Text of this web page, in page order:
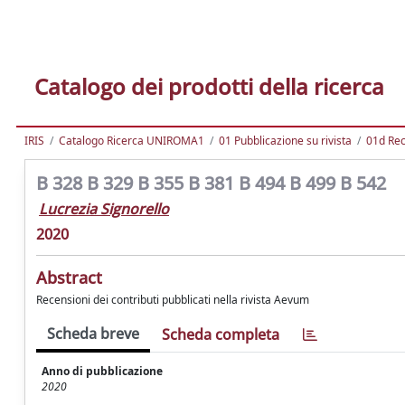
Catalogo dei prodotti della ricerca
IRIS Catalogo Ricerca UNIROMA1 01 Pubblicazione su rivista 01d
B 328 B 329 B 355 B 381 B 494 B 499 B 542
Lucrezia Signorello
2020
Abstract
Recensioni dei contributi pubblicati nella rivista Aevum
Scheda breve Scheda completa
Anno di pubblicazione
2020